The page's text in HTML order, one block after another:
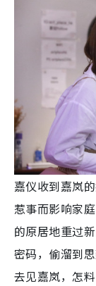
嘉仪收到嘉岚
惹事而影响家
的原居地重过
密码，偷溜到
去见嘉岚，怎